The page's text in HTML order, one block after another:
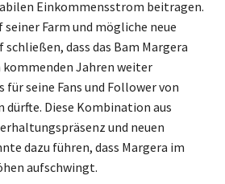
Einkommensstrom beitragen.
Farm und mögliche neue
dass das Bam Margera
kommenden Jahren weiter
seine Fans und Follower von
Diese Kombination aus
und neuen
dazu führen, dass Margera im
aufschwingt.